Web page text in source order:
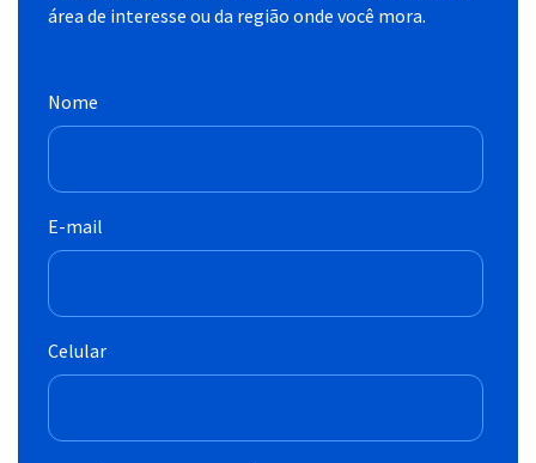
área de interesse ou da região onde você mora.
Nome
E-mail
Celular